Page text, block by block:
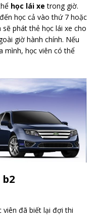
học lái xe trong giờ.
học cả vào thứ 7 hoặc
phát thẻ học lái xe cho
giờ hành chính. Nếu
mình, học viên có thể
viên đã biết lại đợi thi